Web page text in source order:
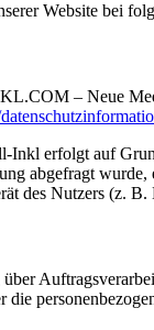
Website bei
– Neue
erfolgt auf
abgefragt
des Nutzers (z.
die